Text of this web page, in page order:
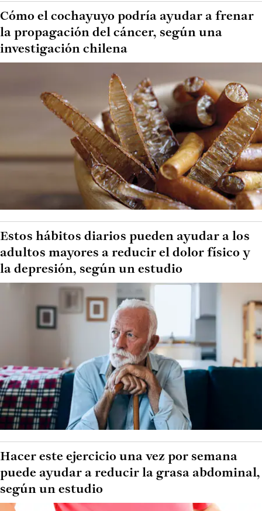
Cómo el cochayuyo podría ayudar a frenar
la propagación del cáncer, según una
investigación chilena
Estos hábitos diarios pueden ayudar a los
adultos mayores a reducir el dolor físico y
la depresión, según un estudio
Hacer este ejercicio una vez por semana
puede ayudar a reducir la grasa abdominal,
según un estudio